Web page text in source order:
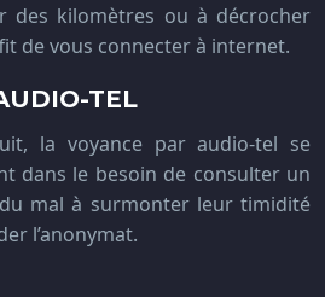
des kilomètres ou à décrocher
de vous connecter à internet.
TEL
la voyance par audio-tel se
dans le besoin de consulter un
mal à surmonter leur timidité
l’anonymat.